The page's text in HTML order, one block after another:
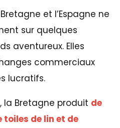
et l’Espagne ne
sur quelques
aventureux. Elles
commerciaux
lucratifs.
la Bretagne produit de
de lin et de